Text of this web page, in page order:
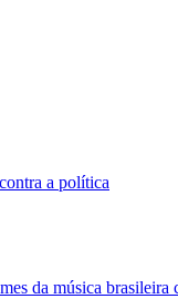
a política
da música